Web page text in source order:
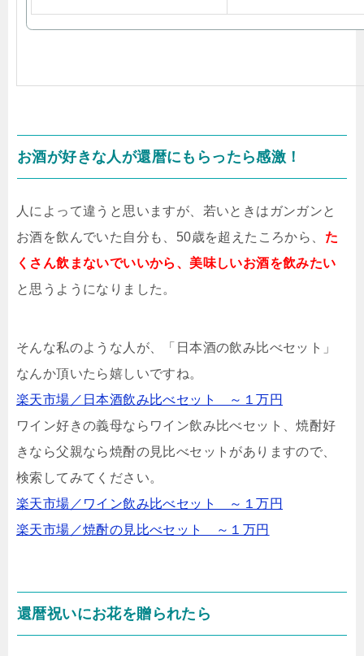
お酒が好きな人が還暦にもらったら感激！
人によって違うと思いますが、若いときはガンガンと
お酒を飲んでいた自分も、50歳を超えたころから、 た
くさん飲まないでいいから、美味しいお酒を飲みたい
と思うようになりました。
そんな私のような人が、「日本酒の飲み比べセット」
なんか頂いたら嬉しいですね。
楽天市場／日本酒飲み比べセット ～１万円
ワイン好きの義母ならワイン飲み比べセット、焼酎好
きなら父親なら焼酎の見比べセットがありますので、
検索してみてください。
楽天市場／ワイン飲み比べセット ～１万円
楽天市場／焼酎の見比べセット ～１万円
還暦祝いにお花を贈られたら